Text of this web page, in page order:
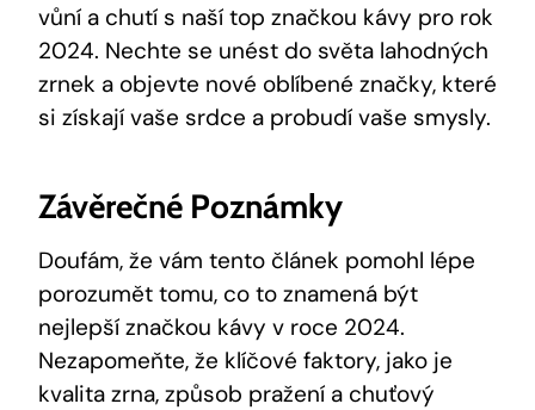
vůní ‍a chutí ‌s naší top značkou kávy pro rok
2024. Nechte se unést do světa lahodných
zrnek a‍ objevte nové oblíbené značky, které
si získají vaše ⁢srdce a probudí vaše smysly.
Závěrečné Poznámky
Doufám, že ⁢vám tento ⁤článek​ pomohl lépe
porozumět tomu,‍ co to znamená být
nejlepší značkou kávy ‍v roce 2024.
Nezapomeňte, že ‍klíčové faktory, jako je‍
kvalita zrna,‌ způsob pražení a chuťový